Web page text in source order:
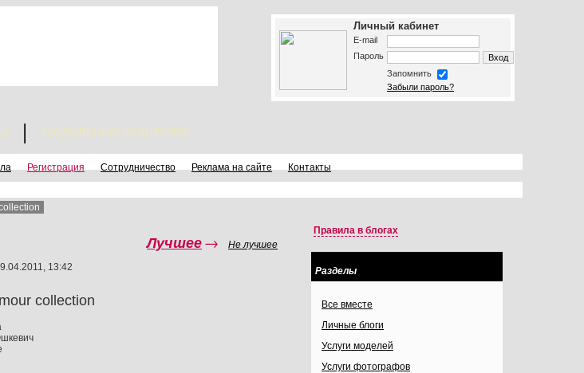
Личный кабинет
E-mail
Пароль
Запомнить
Забыли пароль?
Модельные агентства
Регистрация Сотрудничество Реклама на сайте Контакты
Лучшее→ Не лучшее
13:42
collection
Правила в блогах
Разделы
Все вместе
Личные блоги
Услуги моделей
Услуги фотографов